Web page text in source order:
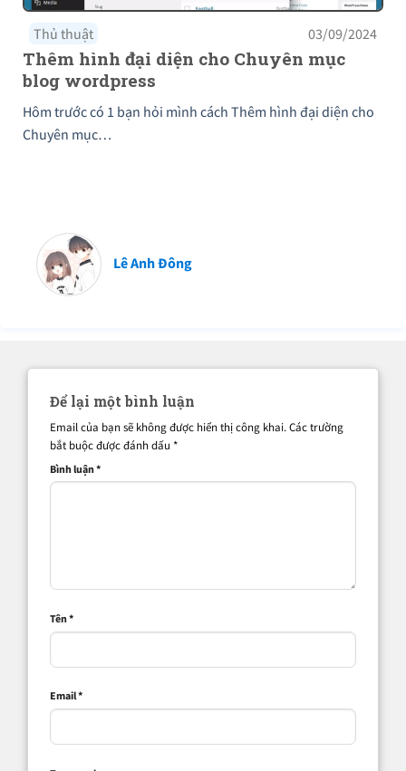
Thủ thuật 03/09/2024
Thêm hình đại diện cho Chuyên mục
blog wordpress
Hôm trước có 1 bạn hỏi mình cách Thêm hình đại diện cho
Chuyên mục…
Lê Anh Đông
Để lại một bình luận
Email của bạn sẽ không được hiển thị công khai.Các trường
bắt buộc được đánh dấu *
Bình luận*
Tên*
Email*